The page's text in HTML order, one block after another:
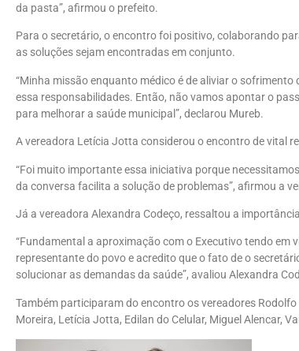
da pasta”, afirmou o prefeito.
Para o secretário, o encontro foi positivo, colaborando
as soluções sejam encontradas em conjunto.
“Minha missão enquanto médico é de aliviar o
essa responsabilidades. Então, não vamos apontar o
para melhorar a saúde municipal”, declarou Mureb.
A vereadora Letícia Jotta considerou o encontro de vital
“Foi muito importante essa iniciativa porque
da conversa facilita a solução de problemas”, afirmou a
Já a vereadora Alexandra Codeço, ressaltou a
“Fundamental a aproximação com o Executivo tendo
representante do povo e acredito que o fato de o
solucionar as demandas da saúde”, avaliou Alexandra
Também participaram do encontro os vereadores
Moreira, Letícia Jotta, Edilan do Celular, Miguel Alencar,